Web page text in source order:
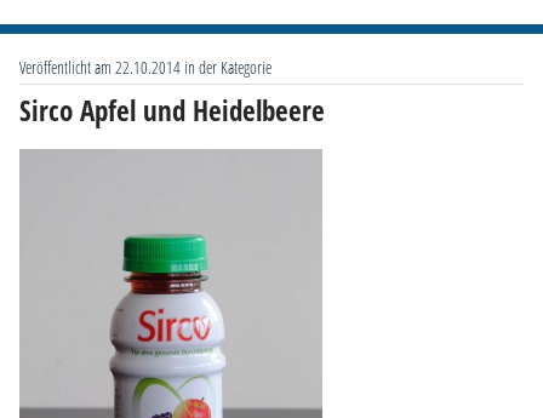
Veröffentlicht am 22.10.2014 in der Kategorie
Sirco Apfel und Heidelbeere